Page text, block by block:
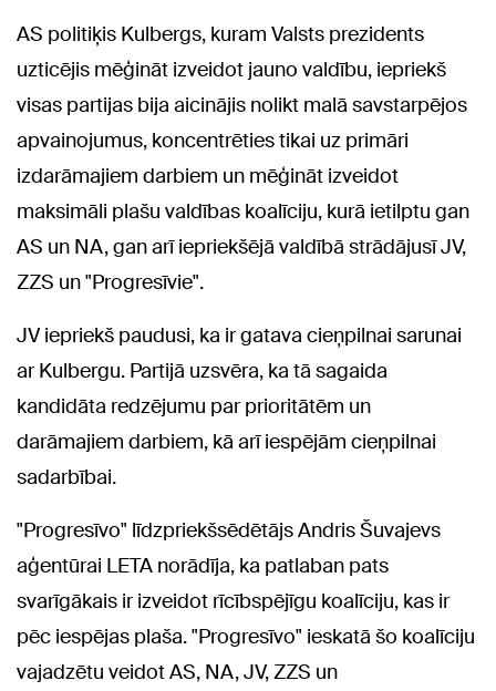
AS politiķis Kulbergs, kuram Valsts prezidents
uzticējis mēģināt izveidot jauno valdību, iepriekš
visas partijas bija aicinājis nolikt malā savstarpējos
apvainojumus, koncentrēties tikai uz primāri
izdarāmajiem darbiem un mēģināt izveidot
maksimāli plašu valdības koalīciju, kurā ietilptu gan
AS un NA, gan arī iepriekšējā valdībā strādājusī JV,
ZZS un "Progresīvie".
JV iepriekš paudusi, ka ir gatava cieņpilnai sarunai
ar Kulbergu. Partijā uzsvēra, ka tā sagaida
kandidāta redzējumu par prioritātēm un
darāmajiem darbiem, kā arī iespējām cieņpilnai
sadarbībai.
"Progresīvo" līdzpriekšsēdētājs Andris Šuvajevs
aģentūrai LETA norādīja, ka patlaban pats
svarīgākais ir izveidot rīcībspējīgu koalīciju, kas ir
pēc iespējas plaša. "Progresīvo" ieskatā šo koalīciju
vajadzētu veidot AS, NA, JV, ZZS un